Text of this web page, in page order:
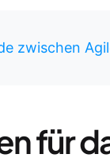
zwischen
für